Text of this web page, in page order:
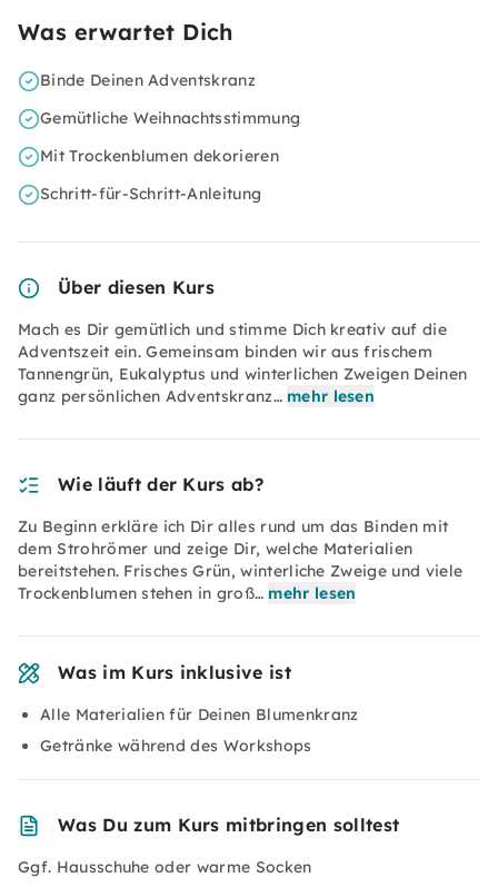
Was erwartet Dich
Binde Deinen Adventskranz
Gemütliche Weihnachtsstimmung
Mit Trockenblumen dekorieren
Schritt-für-Schritt-Anleitung
Über diesen Kurs
Mach es Dir gemütlich und stimme Dich kreativ auf die
Adventszeit ein. Gemeinsam binden wir aus frischem
Tannengrün, Eukalyptus und winterlichen Zweigen Deinen
ganz persönlichen Adventskranz… mehr lesen
Wie läuft der Kurs ab?
Zu Beginn erkläre ich Dir alles rund um das Binden mit
dem Strohrömer und zeige Dir, welche Materialien
bereitstehen. Frisches Grün, winterliche Zweige und viele
Trockenblumen stehen in groß… mehr lesen
Was im Kurs inklusive ist
Alle Materialien für Deinen Blumenkranz
Getränke während des Workshops
Was Du zum Kurs mitbringen solltest
Ggf. Hausschuhe oder warme Socken